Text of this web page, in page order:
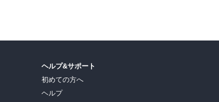
ヘルプ&サポート
初めての方へ
ヘルプ